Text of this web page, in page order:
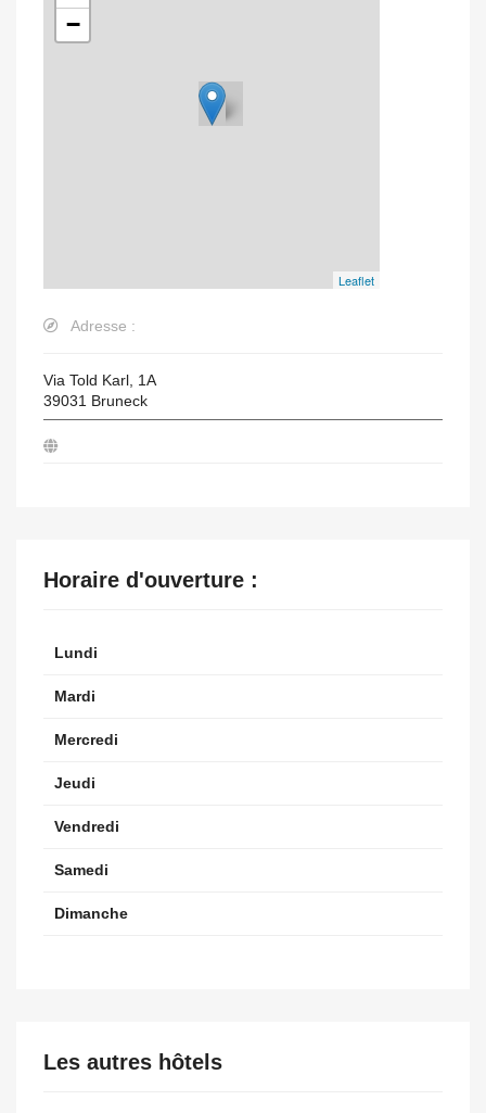
−
Leaflet
Adresse :
Via Told Karl, 1A
39031 Bruneck
Horaire d'ouverture :
Lundi
Mardi
Mercredi
Jeudi
Vendredi
Samedi
Dimanche
Les autres hôtels